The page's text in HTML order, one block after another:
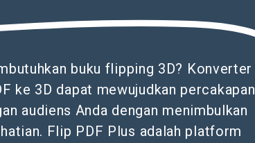
buku flipping 3D? Konverter
ke 3D dapat mewujudkan percakapan
audiens Anda dengan menimbulkan
Flip PDF Plus adalah platform